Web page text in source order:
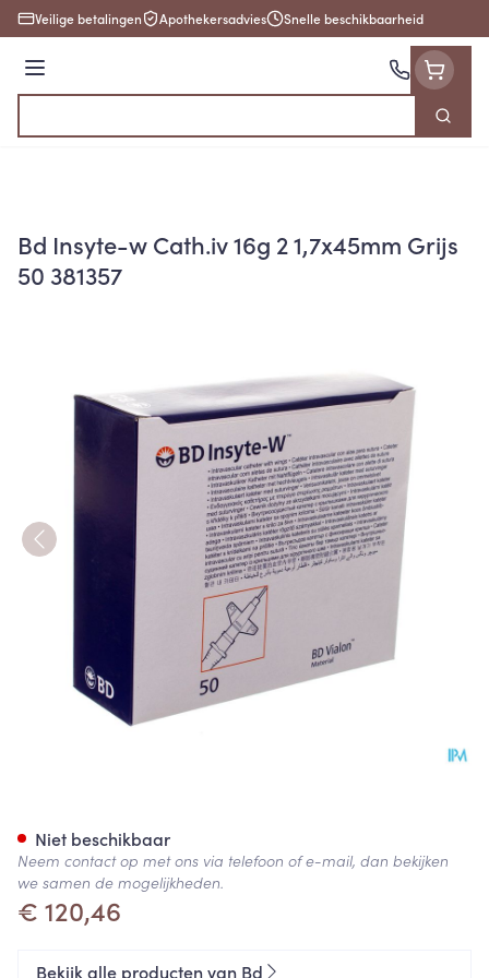
Ga naar de inhoud
Veilige betalingen Apothekersadvies Snelle beschikbaarheid
Menu
Zoek
Bd Insyte-w Cath.iv 16g 2 1,7x45mm Grijs
50 381357
€ 120,46
Niet beschikbaar
Neem contact op met ons via telefoon of e-mail, dan bekijken
we samen de mogelijkheden.
Bekijk alle producten van Bd